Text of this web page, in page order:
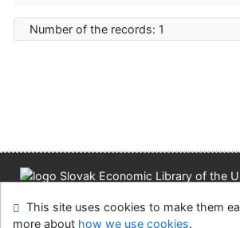
Number of the records: 1
Feedback form
Cookie settings
This site uses cookies to make them
more about how we use cookies.